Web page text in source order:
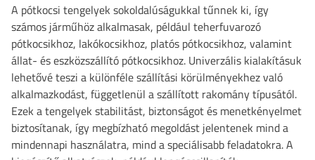
A pótkocsi tengelyek sokoldalúságukkal tűnnek ki, így
számos járműhöz alkalmasak, például teherfuvarozó
pótkocsikhoz, lakókocsikhoz, platós pótkocsikhoz, valamint
állat- és eszközszállító pótkocsikhoz. Univerzális kialakításuk
lehetővé teszi a különféle szállítási körülményekhez való
alkalmazkodást, függetlenül a szállított rakomány típusától.
Ezek a tengelyek stabilitást, biztonságot és menetkényelmet
biztosítanak, így megbízható megoldást jelentenek mind a
mindennapi használatra, mind a speciálisabb feladatokra. A